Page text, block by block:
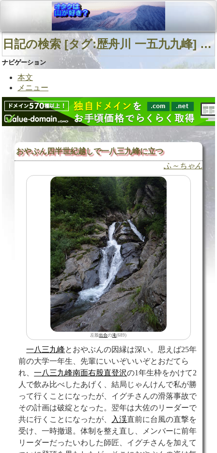
日記の検索 [タグ:歴舟川 一五九九峰] 01～02(02件中)
ナビゲーション
本文
メニュー
おやぶん四半世紀越しで一八三九峰に立つ
ふ～ちゃん
左股出合の滝(689)
一八三九峰とおやぶんの因縁は深い。思えば25年
前の大学一年生、先輩にいいぞいいぞとおだてら
れ、一八三九峰南面右股直登沢の1年生枠をかけて2
人で飲み比べしたあげく、結局じゃんけんで私が勝
って行くことになったが、イグチさんの滑落事故で
その計画は破綻となった。翌年は大佐のリーダーで
共に行くことになったが、
入渓直前に台風の直撃を
受け、一時撤退。体制を整え直し、メンバーに前年
リーダーだったいわした師匠、イグチさんを加えて